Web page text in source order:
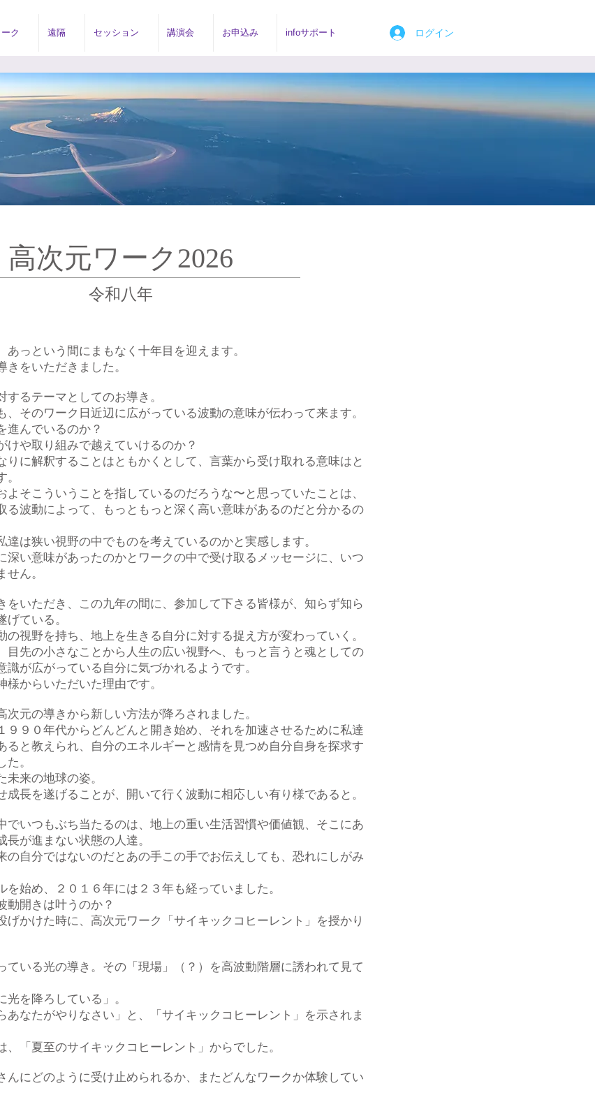
ク 遠隔 セッション 講演会 お申込み infoサポート ログイン
高次元ワーク2026
令和八年
あっという間にまもなく十年目を迎えます。
きをいただきました。
るテーマとしてのお導き。
、そのワーク日近辺に広がっている波動の意味が伝わって来ます。
進んでいるのか？
けや取り組みで越えていけるのか？
りに解釈することはともかくとして、言葉から受け取れる意味はと
よそこういうことを指しているのだろうな〜と思っていたことは、
る波動によって、もっともっと深く高い意味があるのだと分かるの
達は狭い視野の中でものを考えているのかと実感します。
深い意味があったのかとワークの中で受け取るメッセージに、いつ
せん。
をいただき、この九年の間に、参加して下さる皆様が、知らず知ら
ている。
の視野を持ち、地上を生きる自分に対する捉え方が変わっていく。
目先の小さなことから人生の広い視野へ、もっと言うと魂としての
識が広がっている自分に気づかれるようです。
からいただいた理由です。
次元の導きから新しい方法が降ろされました。
９９０年代からどんどんと開き始め、それを加速させるために私達
ると教えられ、自分のエネルギーと感情を見つめ自分自身を探求す
。
来の地球の姿。
成長を遂げることが、開いて行く波動に相応しい有り様であると。
でいつもぶち当たるのは、地上の重い生活習慣や価値観、そこにあ
長が進まない状態の人達。
の自分ではないのだとあの手この手でお伝えしても、恐れにしがみ
を始め、２０１６年には２３年も経っていました。
動開きは叶うのか？
げかけた時に、高次元ワーク「サイキックコヒーレント」を授かり
ている光の導き。その「現場」（？）を高波動階層に誘われて見て
光を降ろしている」。
あなたがやりなさい」と、「サイキックコヒーレント」を示されま
、「夏至のサイキックコヒーレント」からでした。
んにどのように受け止められるか、またどんなワークか体験してい